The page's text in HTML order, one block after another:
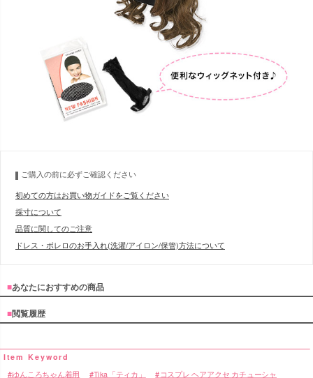
ご購入の前に必ずご確認ください
初めての方はお買い物ガイドをご覧ください
採寸について
品質に関してのご注意
ドレス・ボレロのお手入れ(洗濯/アイロン/保管)方法について
■あなたにおすすめの商品
■閲覧履歴
ゆんころちゃん着用 Tika「ティカ」 コスプレ ヘアアクセ カチューシャ